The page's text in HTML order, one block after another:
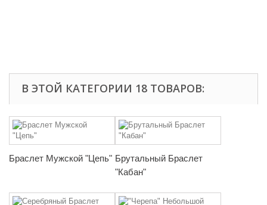
В ЭТОЙ КАТЕГОРИИ 18 ТОВАРОВ:
Браслет Мужской "Цепь" Брутальный Браслет
"Кабан"